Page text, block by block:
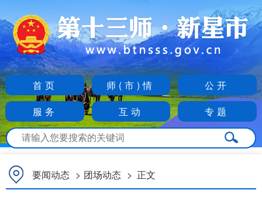
首页 师(市)情
公开
服务
互动 专题
要闻动态 > 团场动态 > 正文